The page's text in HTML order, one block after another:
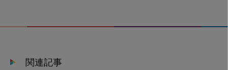
関連記事